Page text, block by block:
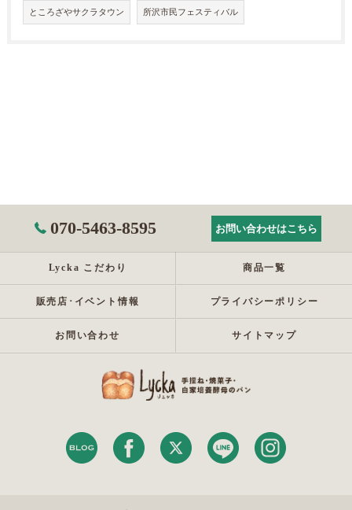
ところざやサクラタウン 所沢市民フェスティバル
070-5463-8595 お問い合わせはこちら
Lycka こだわり 商品一覧
販売店･イベント情報 プライバシーポリシー
お問い合わせ サイトマップ